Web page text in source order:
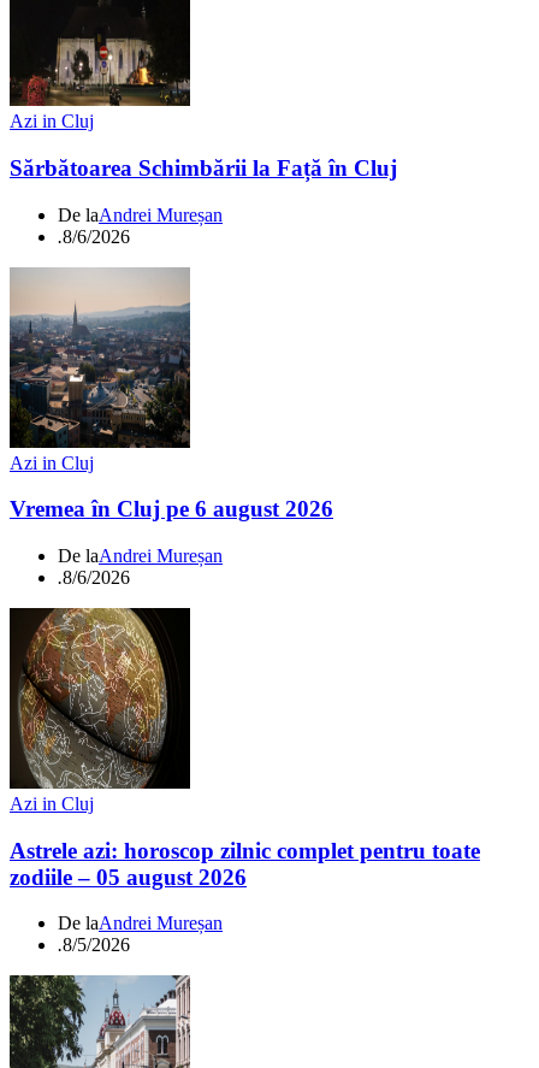
Azi in Cluj
Sărbătoarea Schimbării la Față în Cluj
De laAndrei Mureșan
.8/6/2026
Azi in Cluj
Vremea în Cluj pe 6 august 2026
De laAndrei Mureșan
.8/6/2026
Azi in Cluj
Astrele azi: horoscop zilnic complet pentru toate
zodiile – 05 august 2026
De laAndrei Mureșan
.8/5/2026